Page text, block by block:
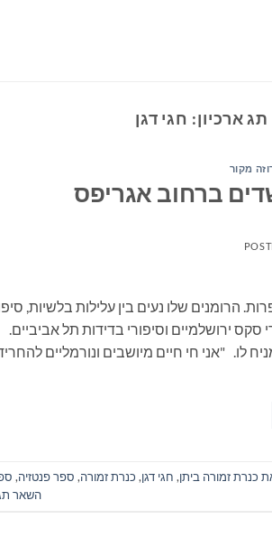
תג ארכיון: חגי דגן
מקור
ברחוב אגריפס
הרומנים שלו נעים בין עלילות בלשיות,
סקס ירושלמיים וסיפורי בדידות תל אביביים.
לו. "אני חי חיים מיושבים ונורמליים
כנרת זמורה ביתן, חגי דגן, כנרת זמורה, ספר פנטזיה,
השאר